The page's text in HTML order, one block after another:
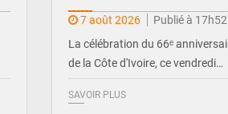
ivoirienne à
7 août 2026
Publié à 17h52
La célébration du 66ᵉ
de la Côte d'Ivoire, ce vendredi…
SAVOIR PLUS